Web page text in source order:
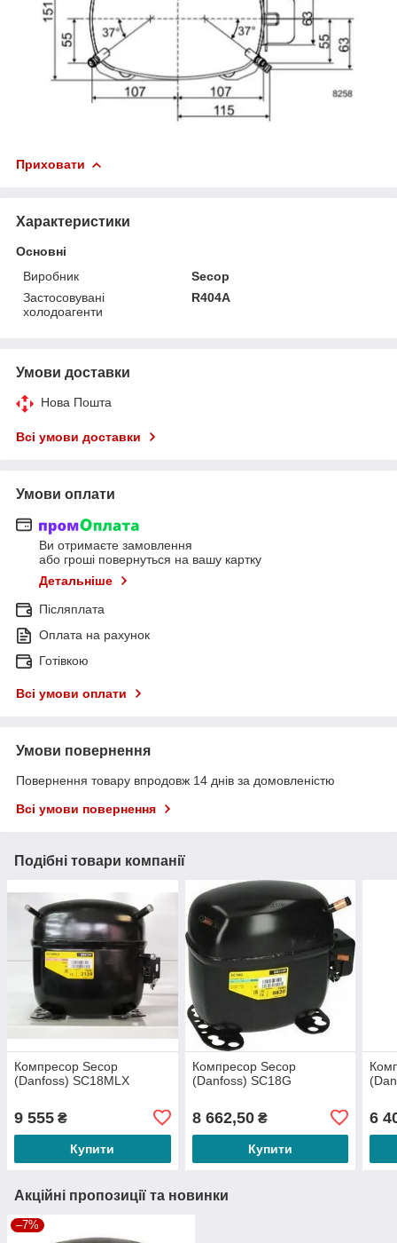
Приховати
Характеристики
Основні
Виробник
Secop
Застосовувані
холодоагенти
R404A
Умови доставки
Нова Пошта
Всі умови доставки
Умови оплати
Ви отримаєте замовлення
або гроші повернуться на вашу картку
Детальніше
Післяплата
Оплата на рахунок
Готівкою
Всі умови оплати
Умови повернення
Повернення товару впродовж 14 днів за домовленістю
Всі умови повернення
Подібні товари компанії
Компресор Secop
(Danfoss) SC18MLX
9 555 ₴
Купити
Компресор Secop
(Danfoss) SC18G
8 662,50₴
Купити
6
Акційні пропозиції та новинки
–7%